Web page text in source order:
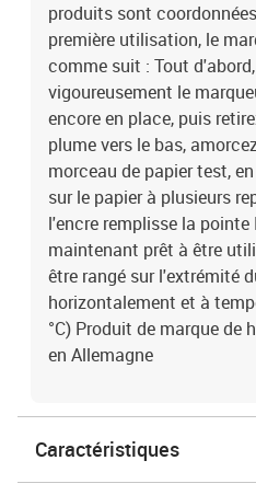
produits sont
première utilisation, le
comme suit : Tout
vigoureusement le
encore en place, puis
plume vers le bas,
morceau de papier test,
sur le papier à plusieurs
l'encre remplisse la pointe
maintenant prêt à être
être rangé sur l'extrémité
horizontalement et à
°C) Produit de marque de
en Allemagne
Caractéristiques